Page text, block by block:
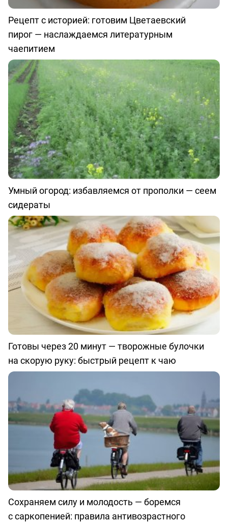
Рецепт с историей: готовим Цветаевский
пирог — наслаждаемся литературным
чаепитием
Умный огород: избавляемся от прополки — сеем
сидераты
Готовы через 20 минут — творожные булочки
на скорую руку: быстрый рецепт к чаю
Сохраняем силу и молодость — боремся
с саркопенией: правила антивозрастного